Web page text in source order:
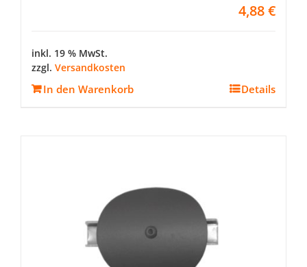
4,88€
inkl. 19 % MwSt.
zzgl. Versandkosten
In den Warenkorb Details